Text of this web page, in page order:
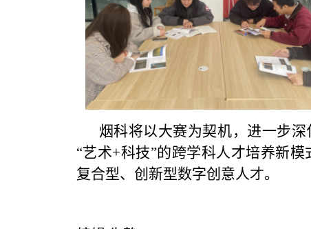
烟科将以大赛为契机，进一步
“艺术+科技”的跨学科人才培养新
复合型、创新型数字创意人才。